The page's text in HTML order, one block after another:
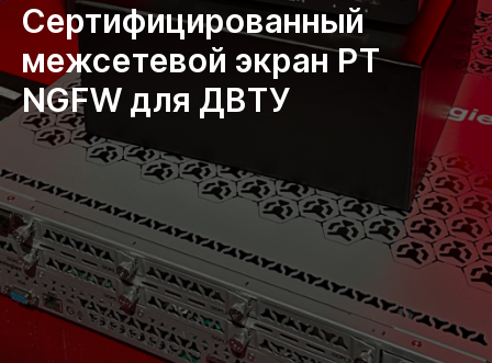
Сертифицированный
межсетевой экран PT
NGFW для ДВТУ